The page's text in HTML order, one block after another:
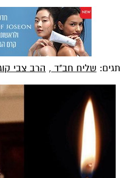
תגים: שליח חב"ד , הרב צבי